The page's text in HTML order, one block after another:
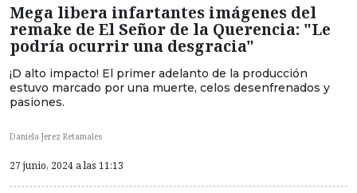
Mega libera infartantes imágenes del
remake de El Señor de la Querencia: "Le
podría ocurrir una desgracia"
¡D alto impacto! El primer adelanto de la producción
estuvo marcado por una muerte, celos desenfrenados y
pasiones.
Daniela Jerez Retamales
27 junio, 2024 a las 11:13